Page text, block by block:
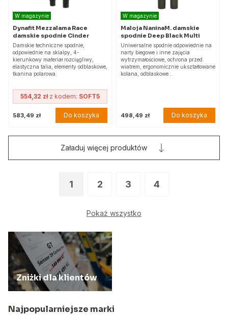
W magazynie
Dynafit Mezzalama Race
damskie spodnie Cinder
Damskie techniczne spodnie,
odpowiednie na skialpy, 4-
kierunkowy materiał rozciągliwy,
elastyczna talia, elementy odblaskowe,
tkanina polarowa.
554,32 złz kodem: SOFT5
583,49 zł Do koszyka
W magazynie
Maloja NaninaM. damskie
spodnie Deep Black Multi
Uniwersalne spodnie odpowiednie na
narty biegowe i inne zajęcia
wytrzymałościowe, ochrona przed
wiatrem, ergonomicznie ukształtowane
kolana, odblaskowe…
498,49 zł Do koszyka
1 2 3 4
Pokaż wszystko
Załaduj więcej produktów
Zniżki dla klientów
Najpopularniejsze marki